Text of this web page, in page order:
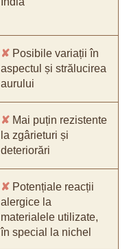
✘ Posibile variații în
aspectul și strălucirea
aurului
✘ Mai puțin rezistente
la zgârieturi și
deteriorări
✘ Potențiale reacții
alergice la
materialele utilizate,
în special la nichel